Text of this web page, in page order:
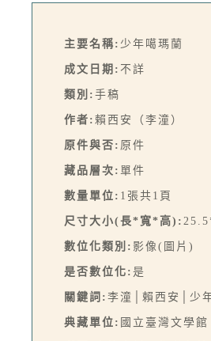
主要名稱: 少年噶瑪蘭
成文日期: 不詳
類別: 手稿
作者: 賴西安（李潼）
原件與否: 原件
藏品層次: 單件
數量單位: 1張共1頁
尺寸大小(長*寬*高):
數位化類別: 影像(圖片)
是否數位化: 是
關鍵詞: 李潼│賴西安│少
典藏單位: 國立臺灣文學館